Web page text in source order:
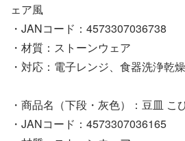
ェア風
・JANコード：4573307036738
・材質：ストーンウェア
・対応：電子レンジ、食器洗浄乾
・商品名（下段・灰色）：豆皿 こ
・JANコード：4573307036165